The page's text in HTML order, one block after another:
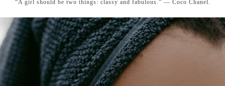
“A girl should be two things: classy and fabulous.” ― Coco Chanel.